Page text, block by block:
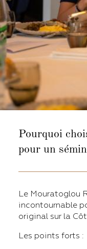
Pourquoi
pour un
Le Mouratoglou
incontournable
original sur la
Les points forts :